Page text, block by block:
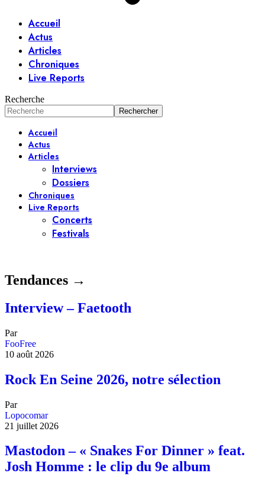
Accueil
Actus
Articles
Chroniques
Live Reports
Recherche
Accueil
Actus
Articles
Interviews
Dossiers
Chroniques
Live Reports
Concerts
Festivals
Tendances →
Interview – Faetooth
Par
FooFree
10 août 2026
Rock En Seine 2026, notre sélection
Par
Lopocomar
21 juillet 2026
Mastodon – « Snakes For Dinner » feat.
Josh Homme : le clip du 9e album